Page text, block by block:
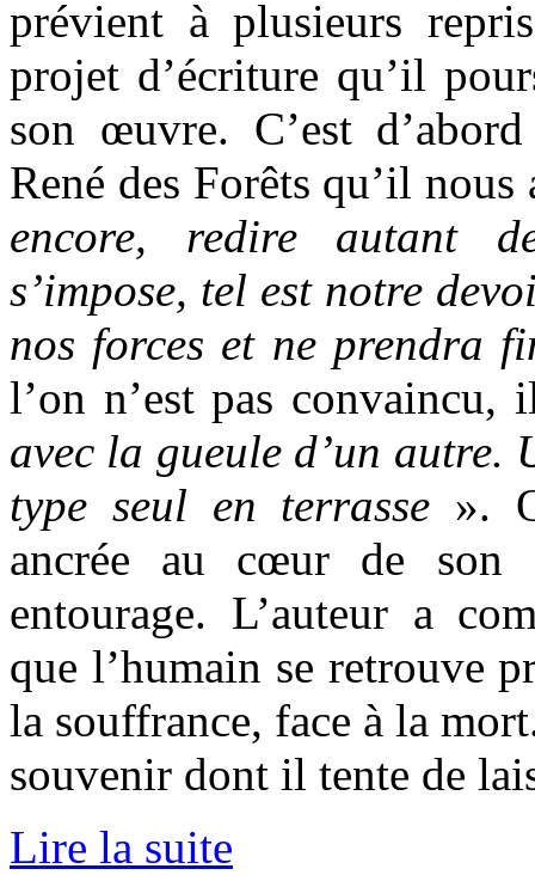
prévient à plusieurs
projet d’écriture qu’il
son œuvre. C’est
René des Forêts qu’il
encore, redire autant
s’impose, tel est notre
nos forces et ne prendra
l’on n’est pas convaincu,
avec la gueule d’un autre.
type seul en terrasse ».
ancrée au cœur de son
entourage. L’auteur a
que l’humain se retrouve
la souffrance, face à la
souvenir dont il tente de
Lire la suite